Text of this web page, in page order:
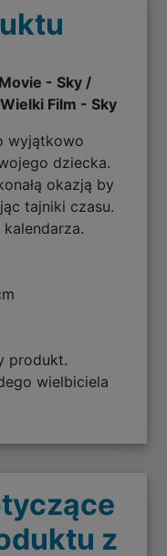
- Sky /
Film - Sky
wyjątkowo
dziecka.
okazją by
tajniki czasu.
produkt.
wielbiciela
z